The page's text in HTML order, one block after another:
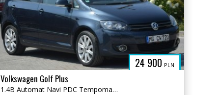
24 900 PLN
Volkswagen Golf Plus
1.4B Automat Navi PDC Tempomat Sprowadzony